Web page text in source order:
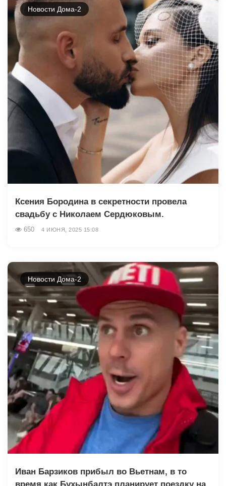
Новости Дома-2
Ксения Бородина в секретности провела
свадьбу с Николаем Сердюковым.
650 4 ИЮНЯ, 2025 15:08
Новости Дома-2
Иван Барзиков прибыл во Вьетнам, в то
время как Бухынбалтэ планирует поездку на